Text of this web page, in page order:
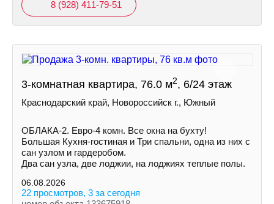
8 (928) 411-79-51
3-комнатная квартира, 76.0 м2, 6/24 этаж
Краснодарский край, Новороссийск г., Южный
ОБЛАКА-2. Евро-4 комн. Все окна на бухту!
Большая Кухня-гостиная и Три спальни, одна из них с
сан узлом и гардеробом.
Два сан узла, две лоджии, на лоджиях теплые полы.
06.08.2026
22 просмотров, 3 за сегодня